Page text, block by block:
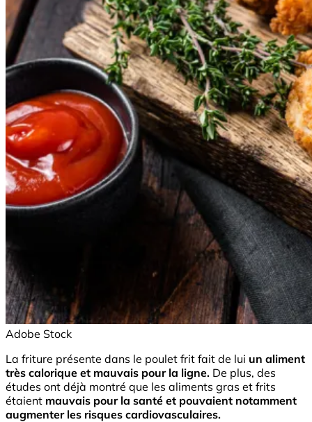
Adobe Stock
La friture présente dans le poulet frit fait de lui un aliment
très calorique et mauvais pour la ligne. De plus, des
études ont déjà montré que les aliments gras et frits
étaient mauvais pour la santé et pouvaient notamment
augmenter les risques cardiovasculaires.